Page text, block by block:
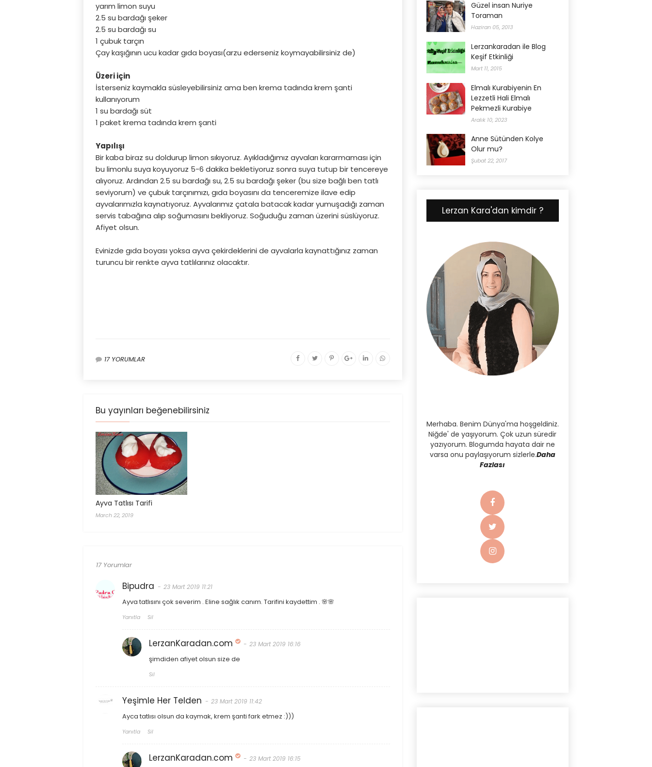
yarım limon suyu
2.5 su bardağı şeker
2.5 su bardağı su
1 çubuk tarçın
Çay kaşığının ucu kadar gıda boyası(arzu ederseniz koymayabilirsiniz de)
Üzeri için
İsterseniz kaymakla süsleyebilirsiniz ama ben krema tadında krem şanti
kullanıyorum
1 su bardağı süt
1 paket krema tadında krem şanti
Yapılışı
Bir kaba biraz su doldurup limon sıkıyoruz. Ayıkladığımız ayvaları kararmaması için
bu limonlu suya koyuyoruz 5-6 dakika bekletiyoruz sonra suya tutup bir tencereye
alıyoruz. Ardından 2.5 su bardağı su, 2.5 su bardağı şeker (bu size bağlı ben tatlı
seviyorum) ve çubuk tarçınımızı, gıda boyasını da tenceremize ilave edip
ayvalarımızla kaynatıyoruz. Ayvalarımız çatala batacak kadar yumuşadığı zaman
servis tabağına alıp soğumasını bekliyoruz. Soğuduğu zaman üzerini süslüyoruz.
Afiyet olsun.
Evinizde gıda boyası yoksa ayva çekirdeklerini de ayvalarla kaynattığınız zaman
turuncu bir renkte ayva tatlılarınız olacaktır.
17 YORUMLAR
Bu yayınları beğenebilirsiniz
Ayva Tatlısı Tarifi
March 22, 2019
17 Yorumlar
Bipudra 23 Mart 2019 11:21
Ayva tatlısını çok severim . Eline sağlık canım. Tarifini kaydettim . 🌸🌸
Yanıtla Sil
LerzanKaradan.com 23 Mart 2019 16:16
şimdiden afiyet olsun size de
Sil
Yeşimle Her Telden 23 Mart 2019 11:42
Ayca tatlısı olsun da kaymak, krem şanti fark etmez :)))
Yanıtla Sil
LerzanKaradan.com 23 Mart 2019 16:15
Güzel insan Nuriye
Toraman
Haziran 05, 2013
Lerzankaradan ile Blog
Keşif Etkinliği
Mart 11, 2015
Elmalı Kurabiyenin En
Lezzetli Hali Elmalı
Pekmezli Kurabiye
Aralık 10, 2023
Anne Sütünden Kolye
Olur mu?
Şubat 22, 2017
Lerzan Kara'dan kimdir ?
Merhaba. Benim Dünya'ma hoşgeldiniz.
Niğde' de yaşıyorum. Çok uzun süredir
yazıyorum. Blogumda hayata dair ne
varsa onu paylaşıyorum sizlerle.Daha
Fazlası